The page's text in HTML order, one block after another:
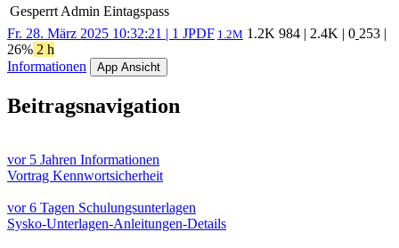
Gesperrt Admin Eintagspass
Fr. 28. März 2025 10:32:21 | 1 JPDF 1.2M 1.2K 984 | 2.4K | 0 253 |
26% 2 h
Informationen
App Ansicht
Beitragsnavigation
vor 5 Jahren Informationen
Vortrag Kennwortsicherheit
vor 6 Tagen Schulungsunterlagen
Sysko-Unterlagen-Anleitungen-Details